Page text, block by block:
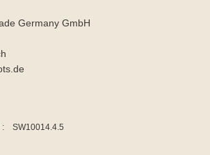
Germany GmbH
SW10014.4.5